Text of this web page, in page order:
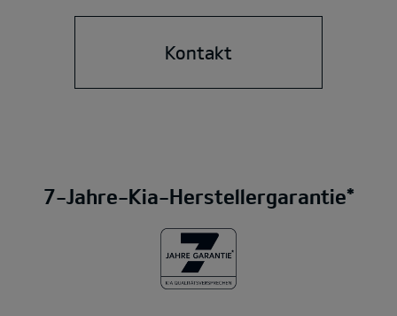
Kontakt
7-Jahre-Kia-Herstellergarantie*